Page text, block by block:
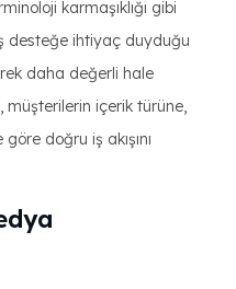
karmaşıklığı gibi
desteğe ihtiyaç duyduğu
daha değerli hale
müşterilerin içerik türüne,
doğru iş akışını